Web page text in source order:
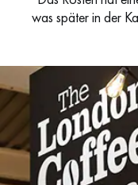
was später in der